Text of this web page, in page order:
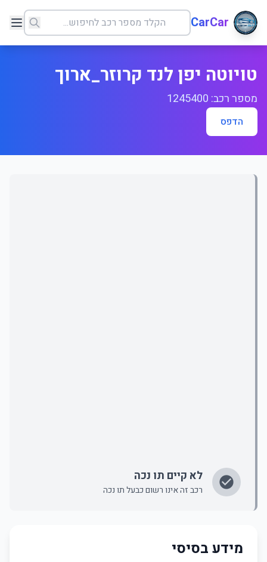
CarCar
טויוטה יפן לנד קרוזר_ארוך
מספר רכב: 1245400
הדפס
לא קיים תו נכה
רכב זה אינו רשום כבעל תו נכה
מידע בסיסי